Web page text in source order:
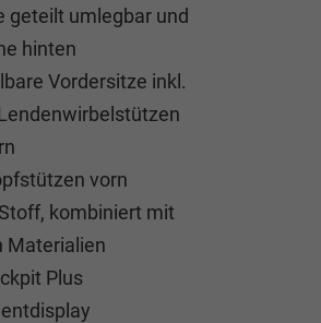
geteilt umlegbar und
hinten
Vordersitze inkl.
vorn
kombiniert mit
Materialien
Plus